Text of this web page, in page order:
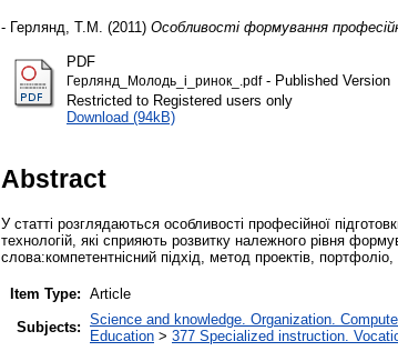
- Герлянд, Т.М. (2011) Особливості формування
PDF
Герлянд_Молодь_і_ринок_.pdf- Published Version
Restricted to Registered users only
Download (94kB)
Abstract
У статті розглядаються особливості професійної
технологій, які сприяють розвитку належного рівня
слова:компетентнісний підхід, метод проектів, портфоліо,
Item Type: Article
Subjects: Science and knowledge. Organization.
Education > 377 Specialized instruction.